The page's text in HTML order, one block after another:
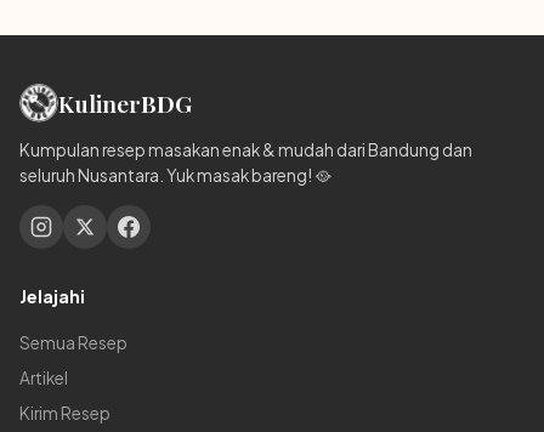
KulinerBDG
Kumpulan resep masakan enak & mudah dari Bandung dan
seluruh Nusantara. Yuk masak bareng! 🥘
Jelajahi
Semua Resep
Artikel
Kirim Resep